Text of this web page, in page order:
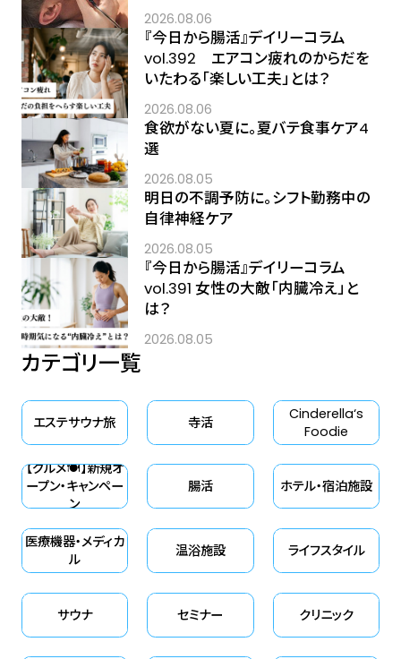
2026.08.06
『今日から腸活』デイリーコラム
vol.392 エアコン疲れのからだを
いたわる「楽しい工夫」とは？
2026.08.06
食欲がない夏に。夏バテ食事ケア4
選
2026.08.05
明日の不調予防に。シフト勤務中の
自律神経ケア
2026.08.05
『今日から腸活』デイリーコラム
vol.391 女性の大敵「内臓冷え」と
は？
2026.08.05
カテゴリ一覧
エステサウナ旅 寺活
Cinderella‘s
Foodie
【グルメ🍽】新規オ
ープン・キャンペー
ン
腸活 ホテル・宿泊施設
医療機器・メディカ
ル
温浴施設 ライフスタイル
サウナ セミナー クリニック